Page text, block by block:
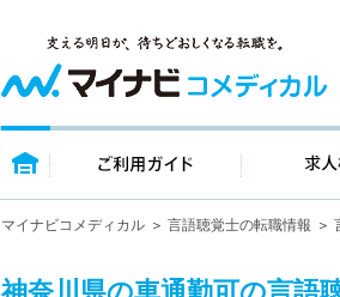
トップページ ご利用ガイド
マイナビコメディカル 言語聴覚士の転職情報